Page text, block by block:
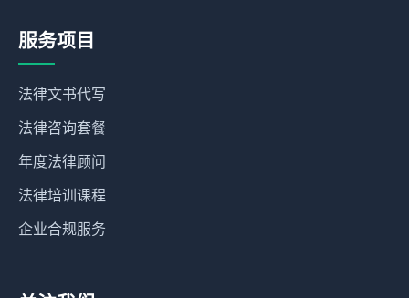
服务项目
法律文书代写
法律咨询套餐
年度法律顾问
法律培训课程
企业合规服务